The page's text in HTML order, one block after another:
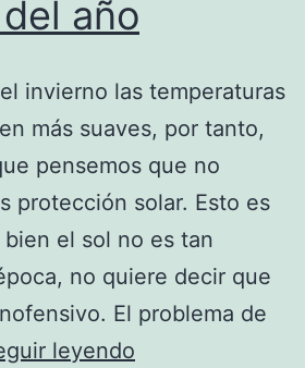
año
invierno las temperaturas
más suaves, por tanto,
pensemos que no
protección solar. Esto es
el sol no es tan
no quiere decir que
El problema de
leyendo